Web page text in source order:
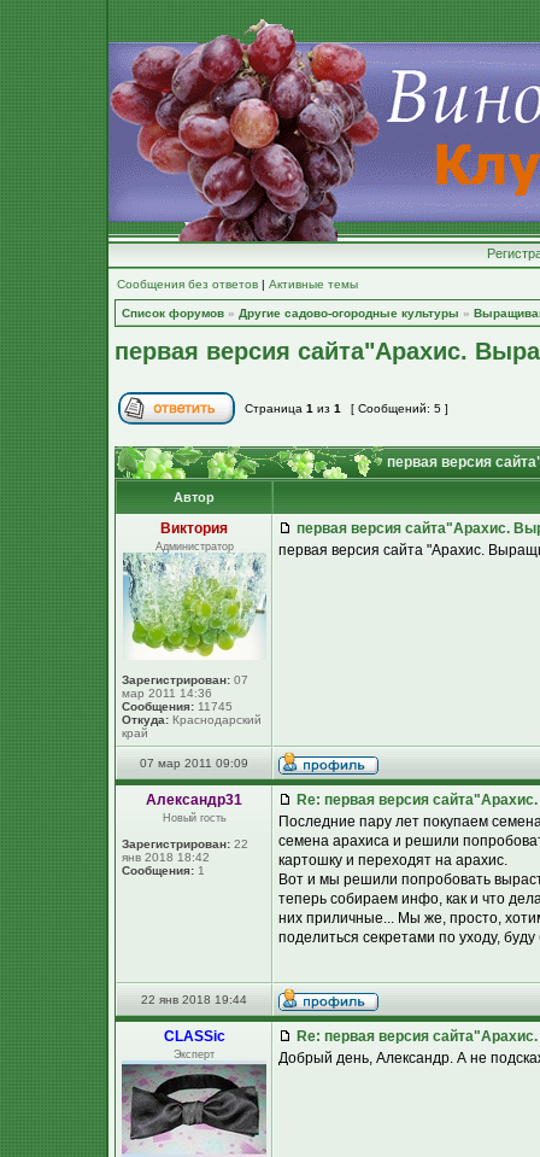
Сообщения без ответов | Активные темы
Список форумов » Другие садово-огородные культуры »
первая версия сайта"Арахис.
Страница 1 из 1 [ Сообщений: 5 ]
первая версия
Автор
Виктория
Администратор
Зарегистрирован: 07
мар 2011 14:36
Сообщения: 11745
Откуда: Краснодарский
край
первая версия сайта"Арахис.
первая версия сайта "Арахис.
07 мар 2011 09:09
Александр31
Новый гость
Зарегистрирован: 22
янв 2018 18:42
Сообщения: 1
Re: первая версия
Последние пару лет покупаем
семена арахиса и решили
картошку и переходят на арахис.
Вот и мы решили попробовать
теперь собираем инфо, как и что
них приличные... Мы же, просто,
поделиться секретами по уходу, буду
22 янв 2018 19:44
CLASSic
Эксперт
Re: первая версия
Добрый день, Александр. А не